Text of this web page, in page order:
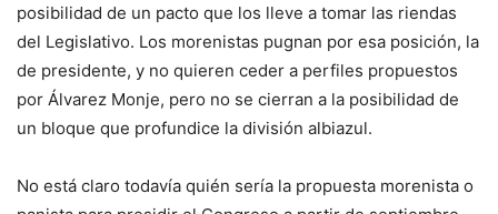
posibilidad de un pacto que los lleve a tomar las riendas
del Legislativo. Los morenistas pugnan por esa posición, la
de presidente, y no quieren ceder a perfiles propuestos
por Álvarez Monje, pero no se cierran a la posibilidad de
un bloque que profundice la división albiazul.
No está claro todavía quién sería la propuesta morenista o